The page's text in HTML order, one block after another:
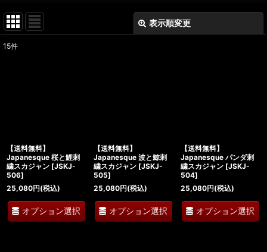
表示順変更
15件
【送料無料】
Japanesque 桜と鯉刺
繍スカジャン [JSKJ-
506]
25,080円(税込)
オプション選択
【送料無料】
Japanesque 波と鯨刺
繍スカジャン [JSKJ-
505]
25,080円(税込)
オプション選択
【送料無料】
Japanesque パンダ刺
繍スカジャン [JSKJ-
504]
25,080円(税込)
オプション選択